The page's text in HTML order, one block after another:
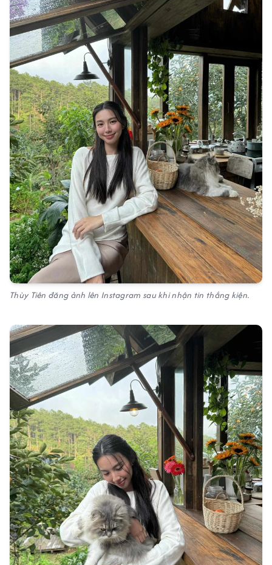
Thùy Tiên đăng ảnh lên Instagram sau khi nhận tin thắng kiện.